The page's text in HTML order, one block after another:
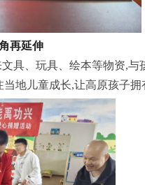
再延伸
具、玩具、绘本等物资,与
地儿童成长,让高原孩子